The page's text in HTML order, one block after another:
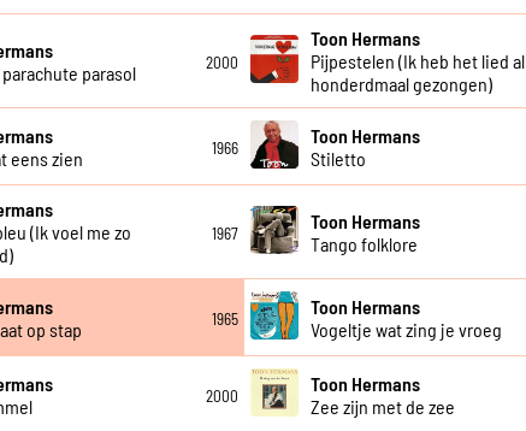
parachute parasol
2000
Toon Hermans
Pijpestelen (Ik heb het lied al
honderdmaal gezongen)
eens zien
1966
Toon Hermans
Stiletto
(Ik voel me zo
1967
Toon Hermans
Tango folklore
op stap
1965
Toon Hermans
Vogeltje wat zing je vroeg
2000
Toon Hermans
Zee zijn met de zee